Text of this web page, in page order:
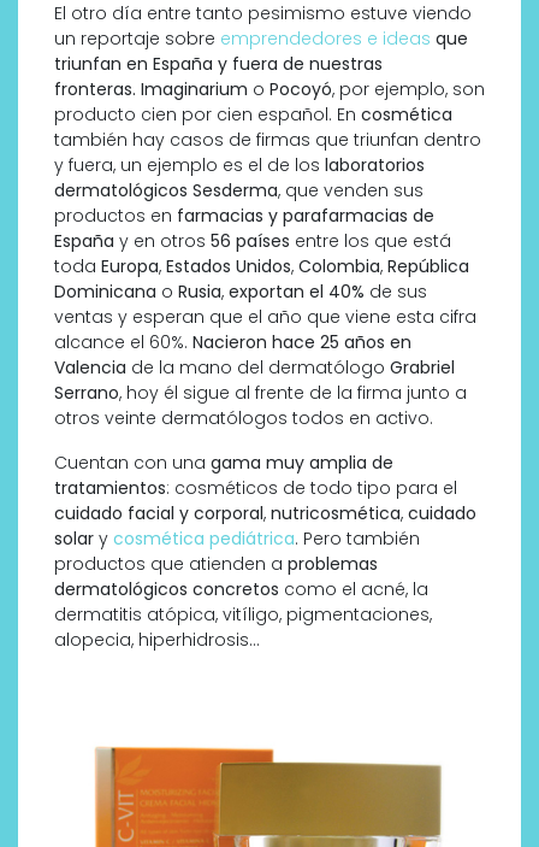
El otro día entre tanto pesimismo estuve viendo
un reportaje sobre emprendedores e ideas que
triunfan en España y fuera de nuestras
fronteras. Imaginarium o Pocoyó, por ejemplo, son
producto cien por cien español. En cosmética
también hay casos de firmas que triunfan dentro
y fuera, un ejemplo es el de los laboratorios
dermatológicos Sesderma, que venden sus
productos en farmacias y parafarmacias de
España y en otros 56 países entre los que está
toda Europa, Estados Unidos, Colombia, República
Dominicana o Rusia, exportan el 40% de sus
ventas y esperan que el año que viene esta cifra
alcance el 60%. Nacieron hace 25 años en
Valencia de la mano del dermatólogo Grabriel
Serrano, hoy él sigue al frente de la firma junto a
otros veinte dermatólogos todos en activo.
Cuentan con una gama muy amplia de
tratamientos: cosméticos de todo tipo para el
cuidado facial y corporal, nutricosmética, cuidado
solar y cosmética pediátrica. Pero también
productos que atienden a problemas
dermatológicos concretos como el acné, la
dermatitis atópica, vitíligo, pigmentaciones,
alopecia, hiperhidrosis…